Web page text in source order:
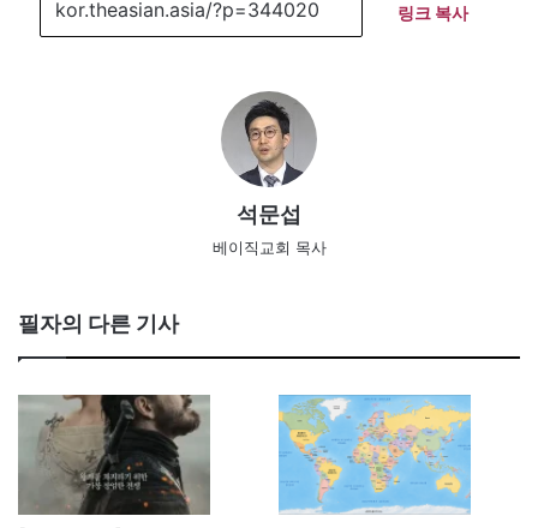
링크 복사
석문섭
베이직교회 목사
필자의 다른 기사